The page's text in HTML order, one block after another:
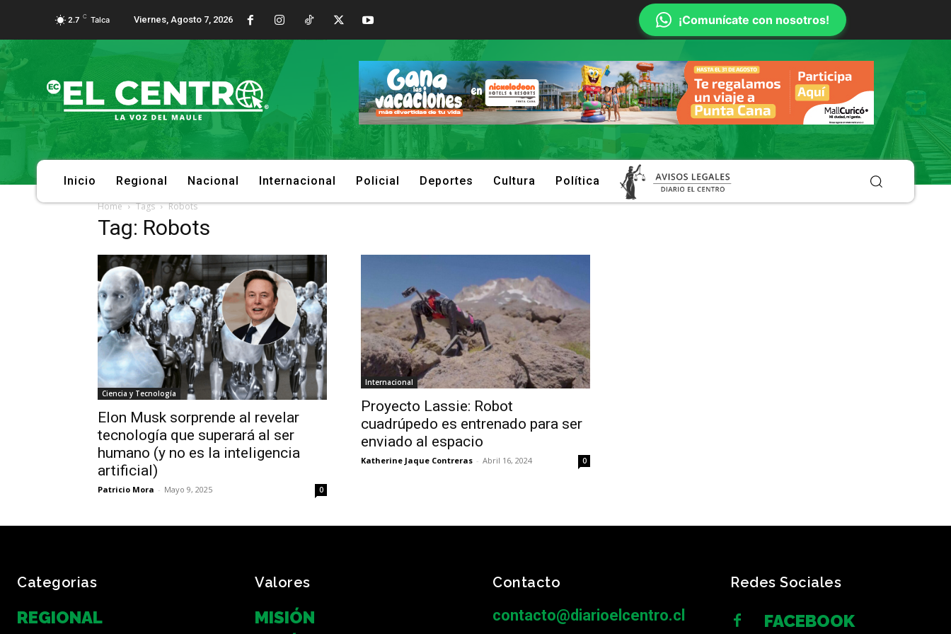
2.7 C Talca Viernes, Agosto 7, 2026 ¡Comunícate con nosotros!
Inicio Regional Nacional Internacional Policial Deportes Cultura Política
Home Tags Robots
Tag: Robots
Ciencia y Tecnología
Elon Musk sorprende al revelar
tecnología que superará al ser
humano (y no es la inteligencia
artificial)
Patricio Mora - Mayo 9, 2025 0
Internacional
Proyecto Lassie: Robot
cuadrúpedo es entrenado para ser
enviado al espacio
Katherine Jaque Contreras - Abril 16, 2024 0
Categorias
REGIONAL
Valores
MISIÓN
Contacto
contacto@diarioelcentro.cl
Redes Sociales
FACEBOOK